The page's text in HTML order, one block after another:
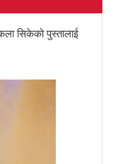
सिकेको पुस्तालाई